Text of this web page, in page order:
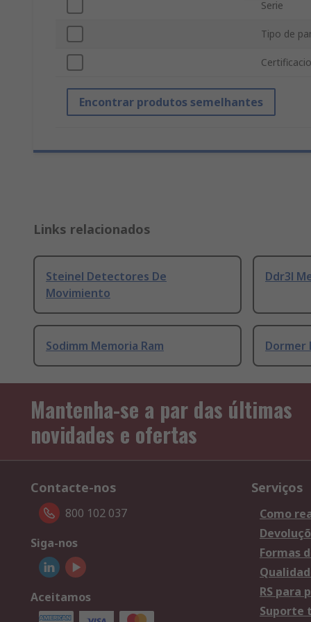
Serie
Tipo de
Encontrar produtos semelhantes
Links relacionados
Steinel Detectores De
Movimiento
Ddr3l
Sodimm Memoria Ram Dormer
Mantenha-se a par das últimas
novidades e ofertas
Contacte-nos
800 102 037
Siga-nos
Aceitamos
Serviços
Como
Formas
RS para
Suporte